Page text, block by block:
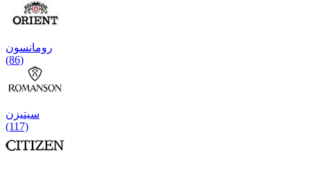
رومانسون
(86)
سیتیزن
(117)